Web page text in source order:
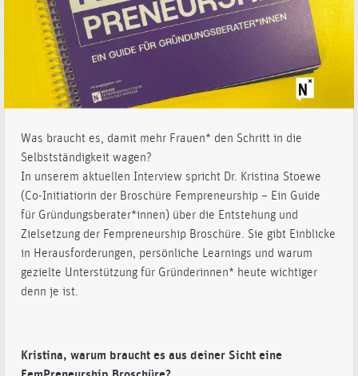
Was braucht es, damit mehr Frauen* den Schritt in die
Selbstständigkeit wagen?
In unserem aktuellen Interview spricht Dr. Kristina Stoewe
(Co-Initiatiorin der Broschüre Fempreneurship – Ein Guide
für Gründungsberater*innen) über die Entstehung und
Zielsetzung der Fempreneurship Broschüre. Sie gibt Einblicke
in Herausforderungen, persönliche Learnings und warum
gezielte Unterstützung für Gründerinnen* heute wichtiger
denn je ist.
Kristina, warum braucht es aus deiner Sicht eine